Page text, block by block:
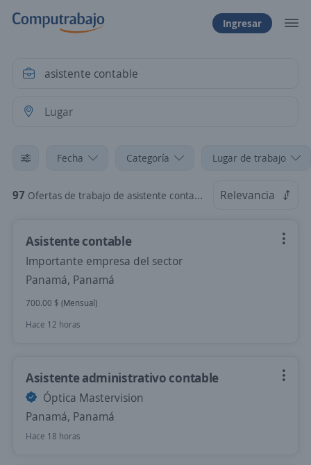
Ingresar
Fecha Categoría Lugar de trabajo
97 Ofertas de trabajo de asistente contable Relevancia
Asistente contable
Importante empresa del sector
Panamá, Panamá
700.00 $ (Mensual)
Hace 12 horas
Asistente administrativo contable
Óptica Mastervision
Panamá, Panamá
Hace 18 horas